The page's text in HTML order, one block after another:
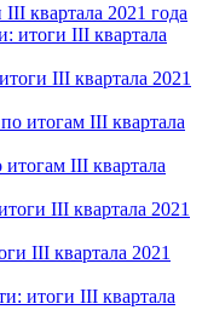
квартала 2021 года
III квартала 2021
III квартала
III квартала 2021